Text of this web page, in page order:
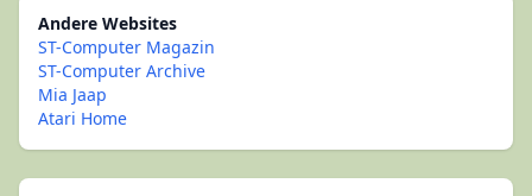
Andere Websites
ST-Computer Magazin
ST-Computer Archive
Mia Jaap
Atari Home